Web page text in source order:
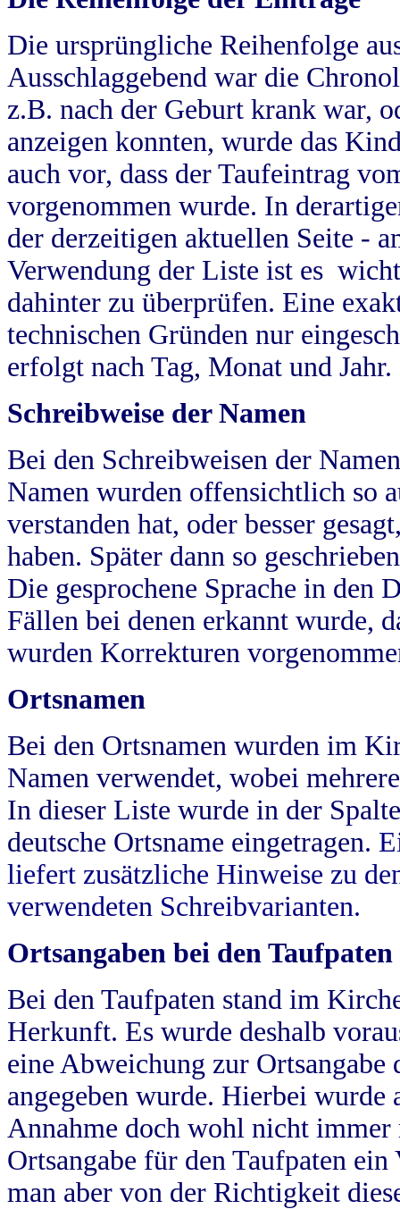
Die ursprüngliche Reihenfolge
Ausschlaggebend war die
z.B. nach der Geburt krank war,
anzeigen konnten, wurde das
auch vor, dass der Taufeintrag
vorgenommen wurde. In
der derzeitigen aktuellen Seite -
Verwendung der Liste ist es
dahinter zu überprüfen. Eine
technischen Gründen nur
erfolgt nach Tag, Monat und Jahr.
Schreibweise der Namen
Bei den Schreibweisen der
Namen wurden offensichtlich so
verstanden hat, oder besser
haben. Später dann so
Die gesprochene Sprache in
Fällen bei denen erkannt wurde,
wurden Korrekturen
Ortsnamen
Bei den Ortsnamen wurden im
Namen verwendet, wobei
In dieser Liste wurde in der
deutsche Ortsname eingetragen.
liefert zusätzliche Hinweise zu
verwendeten Schreibvarianten.
Ortsangaben bei den Taufpaten
Bei den Taufpaten stand im
Herkunft. Es wurde deshalb
eine Abweichung zur
angegeben wurde. Hierbei wurde
Annahme doch wohl nicht
Ortsangabe für den Taufpaten
man aber von der Richtigkeit